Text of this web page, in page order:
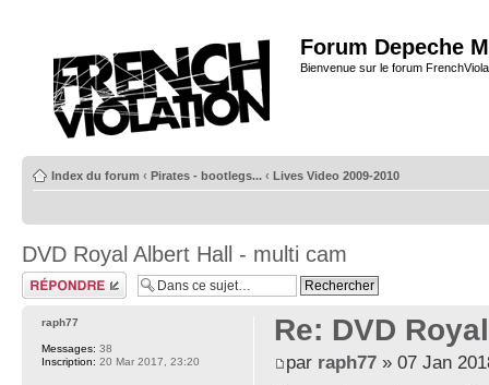
Forum Depeche
Bienvenue sur le forum
Index du forum ‹ Pirates - bootlegs... ‹ Lives Video 2009-2010
DVD Royal Albert Hall - multi cam
Répondre
Re: DVD
par raph77» 07 Jan
raph77
Messages: 38
Inscription: 20 Mar 2017, 23:20